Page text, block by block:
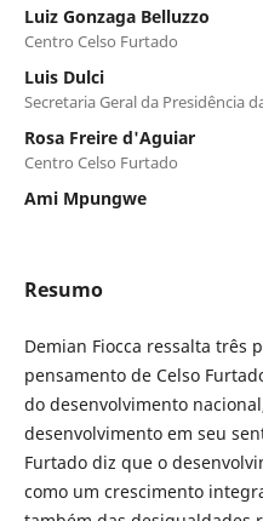
Luiz Gonzaga Belluzzo
Centro Celso Furtado
Luis Dulci
Secretaria Geral da Presidência
Rosa Freire d'Aguiar
Centro Celso Furtado
Ami Mpungwe
Resumo
Demian Fiocca ressalta três
pensamento de Celso
do desenvolvimento
desenvolvimento em seu
Furtado diz que o
como um crescimento